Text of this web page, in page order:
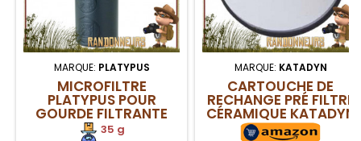
MARQUE: PLATYPUS
MICROFILTRE
PLATYPUS POUR
GOURDE FILTRANTE
META
35 g
MARQUE: KATADYN
CARTOUCHE DE
RECHANGE PRÉ FILTRE
CÉRAMIQUE KATADYN